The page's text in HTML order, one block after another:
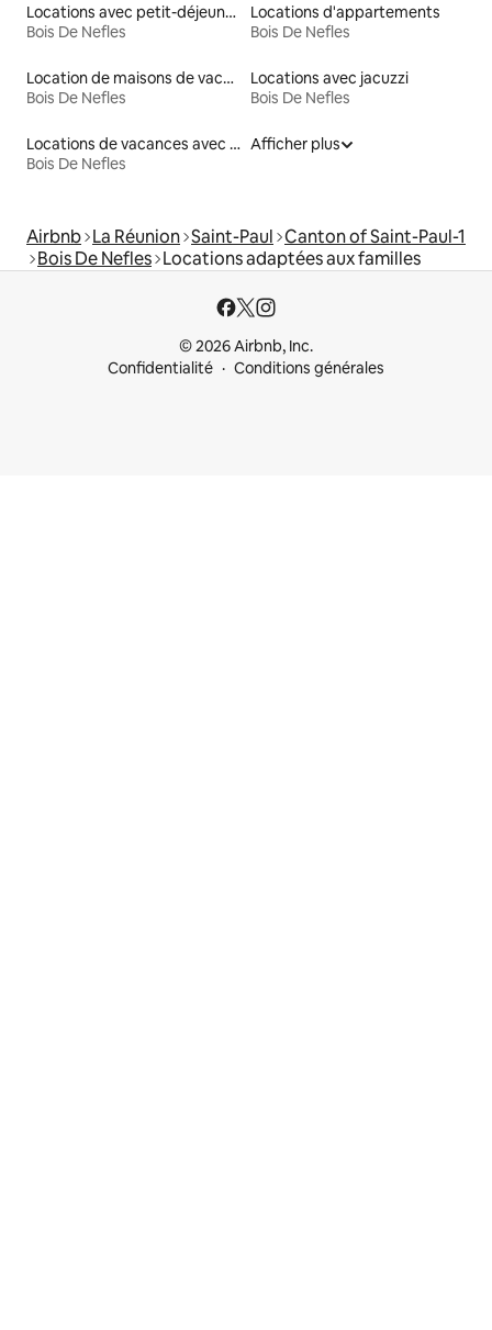
Locations avec petit-déjeuner
Bois De Nefles
Locations d'appartements
Bois De Nefles
Location de maisons de vacances
Bois De Nefles
Locations avec jacuzzi
Bois De Nefles
Locations de vacances avec piscine
Bois De Nefles
Afficher plus
Airbnb La Réunion Saint-Paul Canton of Saint-Paul-1
Bois De Nefles Locations adaptées aux familles
© 2026 Airbnb, Inc.
Confidentialité
Conditions générales